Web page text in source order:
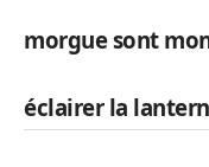
morgue sont
éclairer la